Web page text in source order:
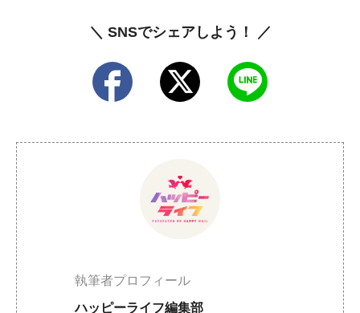
＼ SNSでシェアしよう！ ／
執筆者プロフィール
ハッピーライフ編集部